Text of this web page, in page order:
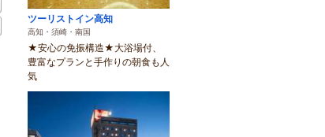
ツーリストイン高知
高知・須崎・南国
★安心の免振構造★大浴場付、
豊富なプランと手作りの朝食も人
気